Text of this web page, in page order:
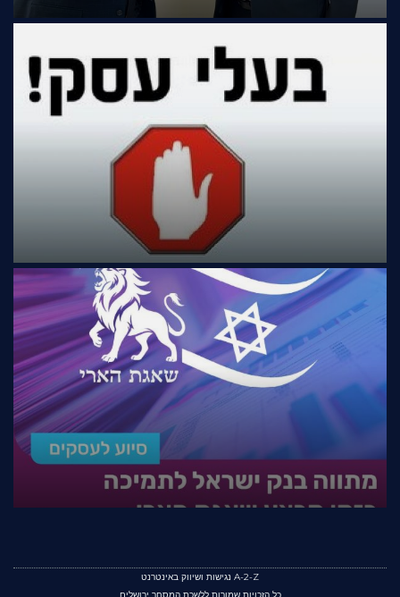
A-2-Z נגישות ושיווק באינטרנט
כל הזכויות שמורות ללשכת המסחר ירושלים